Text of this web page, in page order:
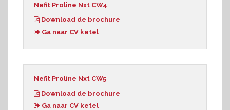
Nefit Proline Nxt CW4
Download de brochure
Ga naar CV ketel
Nefit Proline Nxt CW5
Download de brochure
Ga naar CV ketel